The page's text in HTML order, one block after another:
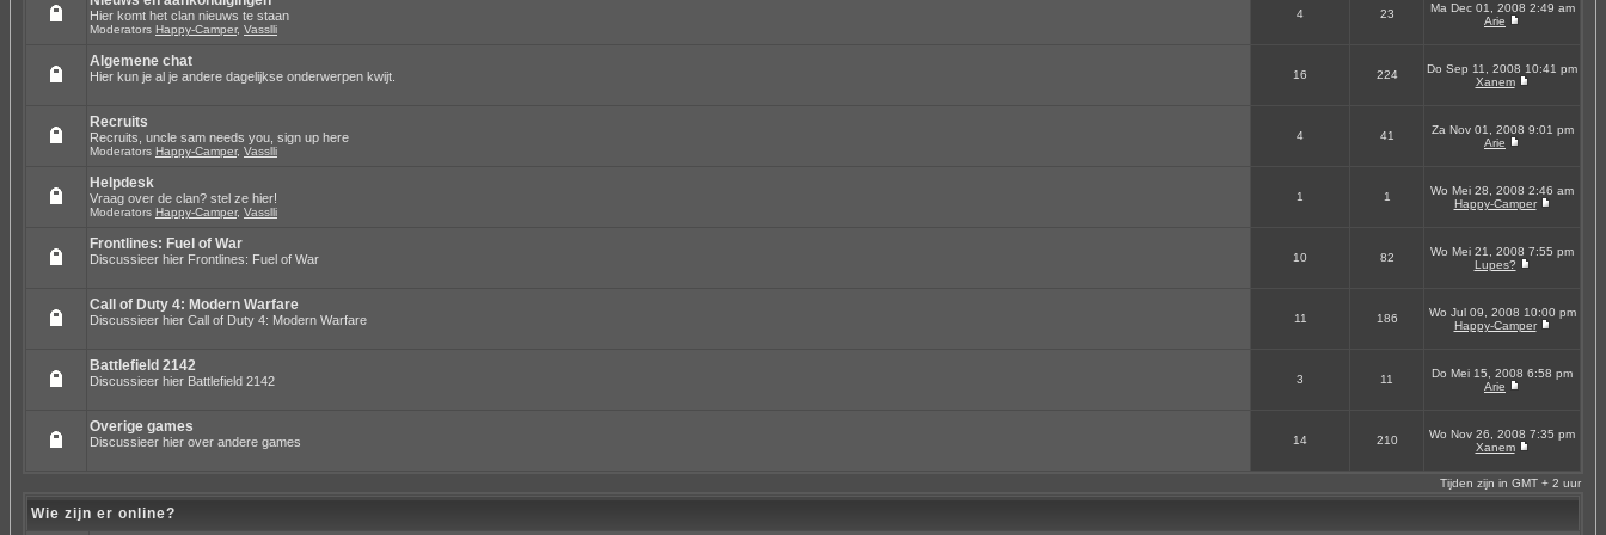
Hier komt het clan nieuws te staan
Moderators Happy-Camper, Vasslli
4 23
Ma Dec 01, 2008 2:49 am
Arie
Algemene chat
Hier kun je al je andere dagelijkse onderwerpen kwijt. 16 224
Do Sep 11, 2008 10:41 pm
Xanem
Recruits
Recruits, uncle sam needs you, sign up here
Moderators Happy-Camper, Vasslli
4 41
Za Nov 01, 2008 9:01 pm
Arie
Helpdesk
Vraag over de clan? stel ze hier!
Moderators Happy-Camper, Vasslli
1 1
Wo Mei 28, 2008 2:46 am
Happy-Camper
Frontlines: Fuel of War
Discussieer hier Frontlines: Fuel of War 10 82
Wo Mei 21, 2008 7:55 pm
Lupes?
Call of Duty 4: Modern Warfare
Discussieer hier Call of Duty 4: Modern Warfare 11 186
Wo Jul 09, 2008 10:00 pm
Happy-Camper
Battlefield 2142
Discussieer hier Battlefield 2142 3 11
Do Mei 15, 2008 6:58 pm
Arie
Overige games
Discussieer hier over andere games 14 210
Wo Nov 26, 2008 7:35 pm
Xanem
Tijden zijn in GMT + 2 uur
Wie zijn er online?